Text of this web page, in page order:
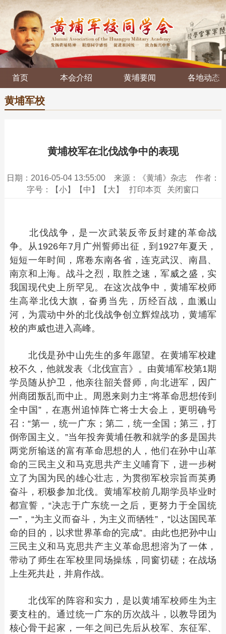
首页 本会介绍 黄埔要闻 各地动态
黄埔军校
黄埔校军在北伐战争中的表现
日期：2016-05-04 13:55:00 来源：《黄埔》杂志
作者：
字号：
【小】 【中】 【大】 打印本页 关闭窗口
北伐战争，是一次武装反帝反封建的革命战
争。从1926年7月广州誓师出征，到1927年夏天，
短短一年时间，席卷东南各省，连克武汉、南昌、
南京和上海。战斗之烈，取胜之速，军威之盛，实
我国现代史上所罕见。在这次战争中，黄埔军校师
生高举北伐大旗，奋勇当先，历经百战，血溅山
河，为震动中外的北伐战争创立辉煌战功，黄埔军
校的声威也进入高峰。
北伐是孙中山先生的多年愿望。在黄埔军校建
校不久，他就发表《北伐宣言》。由黄埔军校第1期
学员随从护卫，他亲往韶关督师，向北进军，因广
州商团叛乱而中止。周恩来则力主“将革命思想传到
全中国”，在惠州追悼阵亡将士大会上，更明确号
召：“第一，统一广东；第二，统一全国；第三，打
倒帝国主义。”当年投奔黄埔任教和就学的多是国共
两党所输送的富有革命思想的人，他们在孙中山革
命的三民主义和马克思共产主义哺育下，进一步树
立了为国为民的雄心壮志，为贯彻军校宗旨而英勇
奋斗，积极参加北伐。黄埔军校前几期学员毕业时
都宣誓，“决志于广东统一之后，更努力于全国统
一”，“为主义而奋斗，为主义而牺牲”，“以达国民革
命的目的，以求世界革命的完成”。由此也把孙中山
三民主义和马克思共产主义革命思想溶为了一体，
带动了师生在军校里同场操练，同窗切磋；在战场
上生死共赴，并肩作战。
北伐军的阵容和实力，是以黄埔军校师生为主
要支柱的。通过统一广东的历次战斗，以教导团为
核心骨干起家，一年之间已先后从校军、东征军、